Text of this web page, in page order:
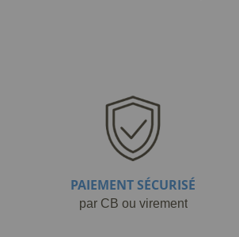
PAIEMENT SÉCURISÉ
par CB ou virement